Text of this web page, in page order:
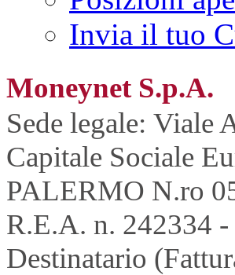
Invia il tuo
Moneynet S.p.A.
Sede legale: Viale
Capitale Sociale
PALERMO N.ro
R.E.A. n. 242334
Destinatario